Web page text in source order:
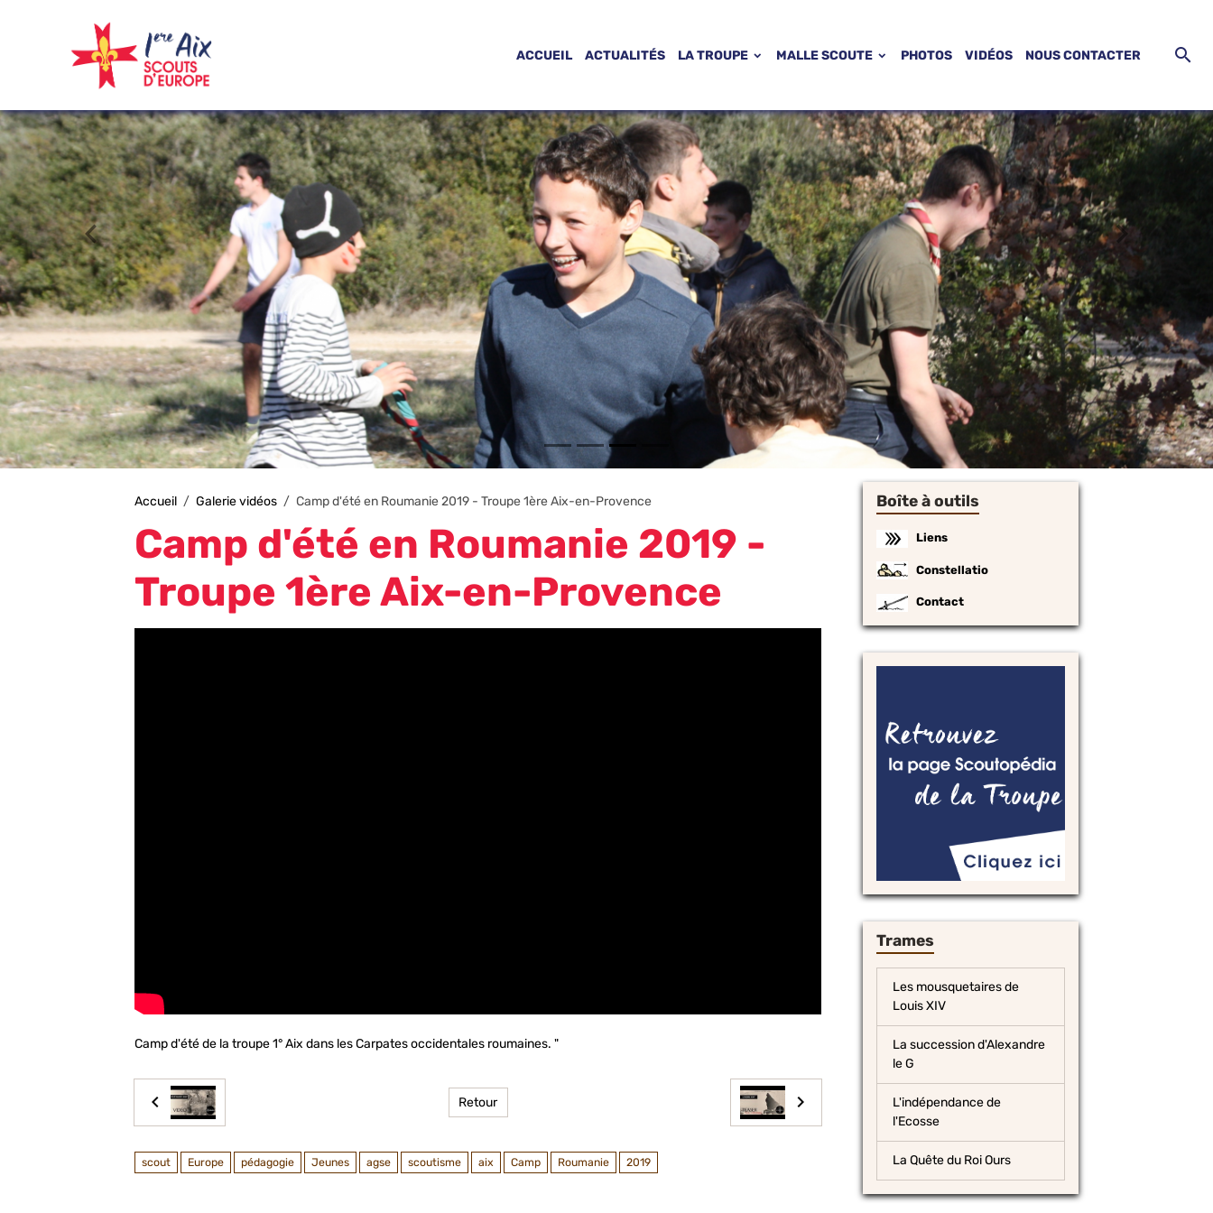
ACCUEIL ACTUALITÉS LA TROUPE MALLE SCOUTE PHOTOS VIDÉOS NOUS CONTACTER
Accueil Galerie vidéos Camp d'été en Roumanie 2019 - Troupe 1ère Aix-en-Provence
Camp d'été en Roumanie 2019 -
Troupe 1ère Aix-en-Provence
Camp d'été de la troupe 1° Aix dans les Carpates occidentales roumaines. "
Retour
scout Europe pédagogie Jeunes agse scoutisme aix Camp Roumanie 2019
Boîte à outils
Liens
Constellatio
Contact
Trames
Les mousquetaires de
Louis XIV
La succession d'Alexandre
le G
L'indépendance de
l'Ecosse
La Quête du Roi Ours